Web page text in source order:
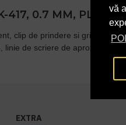
vă
417, 0.7 MM,
clip de prindere si grip
de scriere de aproximativ
EXTRA